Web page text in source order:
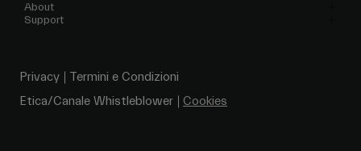
About
Support
Privacy
Termini e Condizioni
Etica/Canale Whistleblower
Cookies